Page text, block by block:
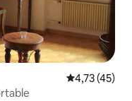
Évaluation
4,73 (45)